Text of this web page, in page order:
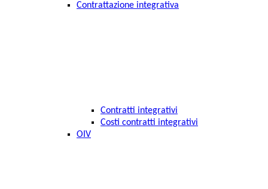
Contrattazione integrativa
Contratti integrativi
Costi contratti integrativi
OIV